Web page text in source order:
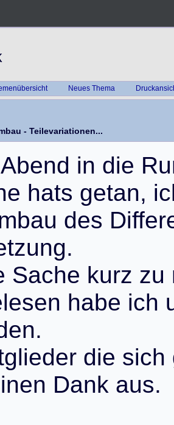
Neues Thema
- Teilevariationen...
Abend in die Ru
e hats getan, ic
bau des Differ
tzung.
Sache kurz zu
lesen habe ich
en.
glieder die sich
inen Dank aus.